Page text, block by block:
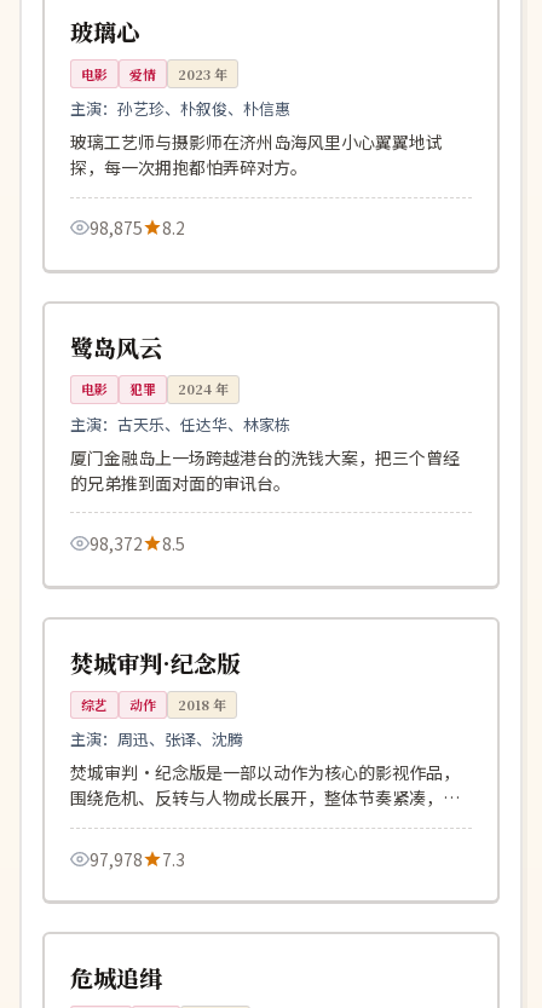
韩国
玻璃心
电影 爱情 2023年
主演：孙艺珍、朴叙俊、朴信惠
玻璃工艺师与摄影师在济州岛海风里小心翼翼地试
探，每一次拥抱都怕弄碎对方。
98,875 8.2
中国
4K 125分钟
鹭岛风云
电影 犯罪 2024年
主演：古天乐、任达华、林家栋
厦门金融岛上一场跨越港台的洗钱大案，把三个曾经
的兄弟推到面对面的审讯台。
98,372 8.5
日本
完结 144分钟
焚城审判·纪念版
综艺 动作 2018年
主演：周迅、张译、沈腾
焚城审判·纪念版是一部以动作为核心的影视作品，
围绕危机、反转与人物成长展开，整体节奏紧凑，值
得推荐观看。
97,978
7.3
中国
独播 96分钟
危城追缉